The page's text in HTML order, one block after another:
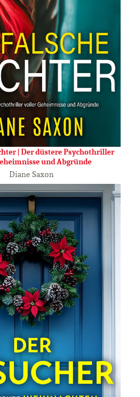
| Der düstere Psychothriller
und Abgründe
Diane Saxon